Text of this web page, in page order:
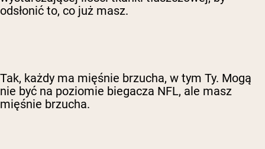
odsłonić to, co już masz.
Tak, każdy ma mięśnie brzucha, w tym Ty. Mogą
nie być na poziomie biegacza NFL, ale masz
mięśnie brzucha.